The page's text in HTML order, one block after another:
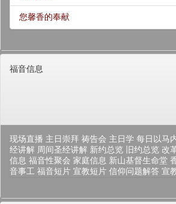
您馨香的奉献
福音信息
现场直播 主日崇拜 祷告会 主日学 每日以马
经讲解 周间圣经讲解 新约总览 旧约总览 改
信息 福音性聚会 家庭信息 新山基督生命堂
音事工 福音短片 宣教短片 信仰问题解答 宣